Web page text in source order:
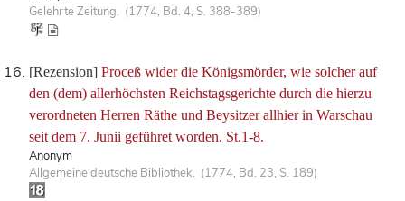
Gelehrte Zeitung. (1774, Bd. 4, S. 388-389)
[Rezension] Proceß wider die Königsmörder, wie solcher auf
den (dem) allerhöchsten Reichstagsgerichte durch die hierzu
verordneten Herren Räthe und Beysitzer allhier in Warschau
seit dem 7. Junii geführet worden. St.1-8.
Anonym
Allgemeine deutsche Bibliothek. (1774, Bd. 23, S. 189)